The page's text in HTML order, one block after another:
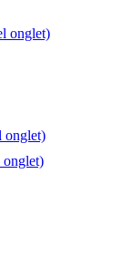
onglet)
onglet)
onglet)